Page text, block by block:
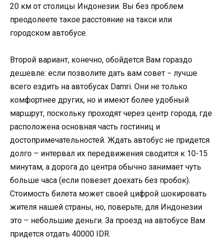
20 км от столицы Индонезии. Вы без проблем
преодолеете такое расстояние на такси или
городском автобусе.
Второй вариант, конечно, обойдется Вам гораздо
дешевле: если позволите дать вам совет − лучше
всего ездить на автобусах Damri. Они не только
комфортнее других, но и имеют более удобный
маршрут, поскольку проходят через центр города, где
расположена основная часть гостиниц и
достопримечательностей. Ждать автобус не придется
долго – интервал их передвижения сводится к 10-15
минутам, а дорога до центра обычно занимает чуть
больше часа (если повезет доехать без пробок).
Стоимость билета может своей цифрой шокировать
жителя нашей страны, но, поверьте, для Индонезии
это – небольшие деньги. За проезд на автобусе Вам
придется отдать 40000 IDR.